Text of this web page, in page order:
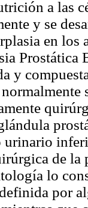
a las
y se
en los
Prostática
y
de
lo
por